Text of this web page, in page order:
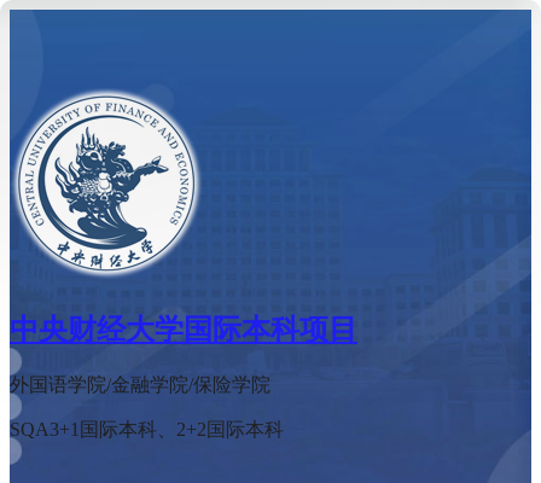
中央财经大学国际本科项目
外国语学院/金融学院/保险学院
SQA3+1国际本科、2+2国际本科